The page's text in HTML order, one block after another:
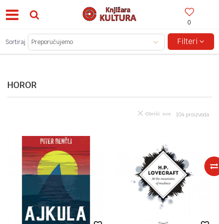
0
BESPLATNA ISPORUKA ZA IZNOSE PREKO 150KM!
HOROR
Sortiraj Filteri
104 proizvoda
Obriši sve